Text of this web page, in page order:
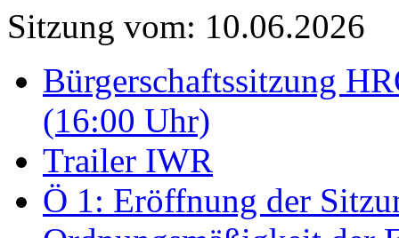
Sitzung vom: 10.06.2026
Bürgerschaftssitzung
(16:00 Uhr)
Trailer IWR
Ö 1: Eröffnung der